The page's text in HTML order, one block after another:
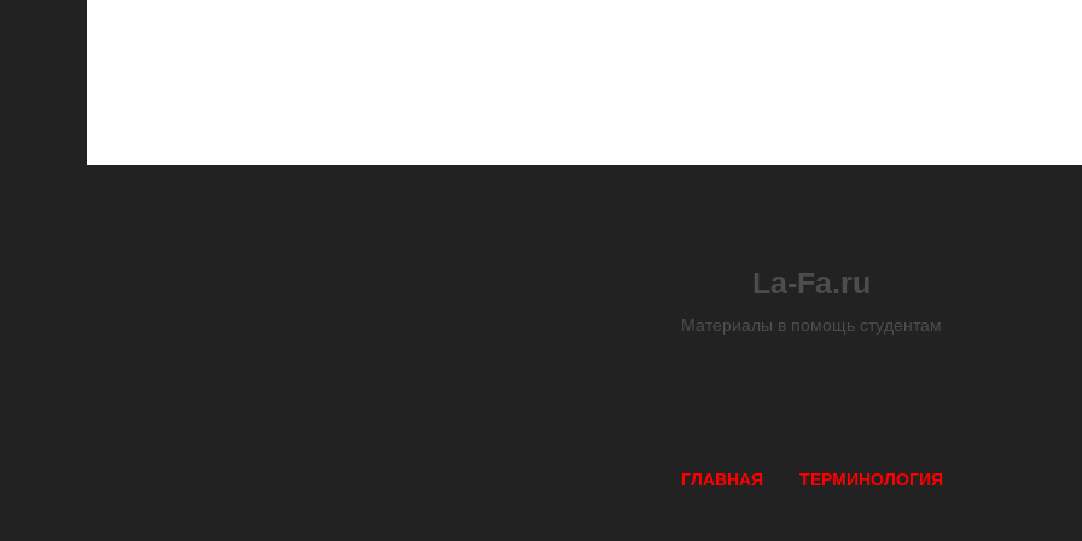
La-Fa.ru
Материалы в помощь студентам
ГЛАВНАЯ ТЕРМИНОЛОГИЯ